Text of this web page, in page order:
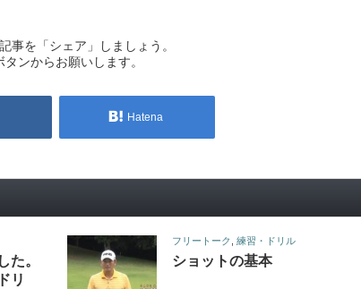
事を「シェア」しましょう。
タンからお願いします。
Hatena
た。
リ
フリートーク 練習・ドリル
ショットの基本